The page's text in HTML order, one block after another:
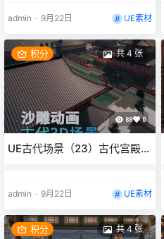
admin · 9月22日 UE素材
共 4 张
积分
88 0
UE古代场景（23）古代宫殿外
admin · 9月22日 UE素材
共 4 张
积分